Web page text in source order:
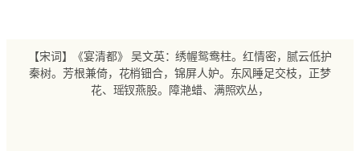
【宋词】《宴清都》 吴文英：绣幄鸳鸯柱。红情密，腻云低护
秦树。芳根兼倚，花梢钿合，锦屏人妒。东风睡足交枝，正梦
花、瑶钗燕股。障滟蜡、满照欢丛，